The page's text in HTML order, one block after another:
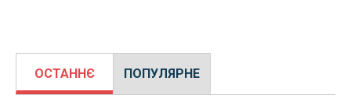
ОСТАННЄ ПОПУЛЯРНЕ